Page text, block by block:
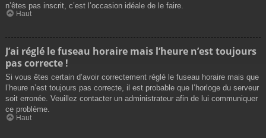
n’êtes pas inscrit, c’est l’occasion idéale de le faire.
Haut
J’ai réglé le fuseau horaire mais l’heure n’est toujours
pas correcte !
Si vous êtes certain d’avoir correctement réglé le fuseau horaire mais que
l’heure n’est toujours pas correcte, il est probable que l’horloge du serveur
soit erronée. Veuillez contacter un administrateur afin de lui communiquer
ce problème.
Haut